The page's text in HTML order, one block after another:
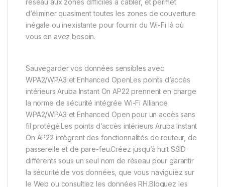
d’éliminer quasiment toutes les zones de couverture
inégale ou inexistante pour fournir du Wi-Fi là où
vous en avez besoin.
Sauvegarder vos données sensibles avec
WPA2/WPA3 et Enhanced OpenLes points d’accès
intérieurs Aruba Instant On AP22 prennent en charge
la norme de sécurité intégrée Wi-Fi Alliance
WPA2/WPA3 et Enhanced Open pour un accès sans
fil protégé.Les points d’accès intérieurs Aruba Instant
On AP22 intègrent des fonctionnalités de routeur, de
passerelle et de pare-feu.Créez jusqu’à huit SSID
différents sous un seul nom de réseau pour garantir
la sécurité de vos données, que vous naviguiez sur
le Web ou consultiez les données RH.Bloquez les